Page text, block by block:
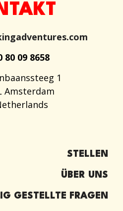
80 09 8658
1
Amsterdam
STELLEN
ÜBER UNS
GESTELLTE FRAGEN